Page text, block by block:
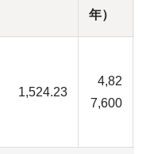
年）
1,524.23
4,82
7,600